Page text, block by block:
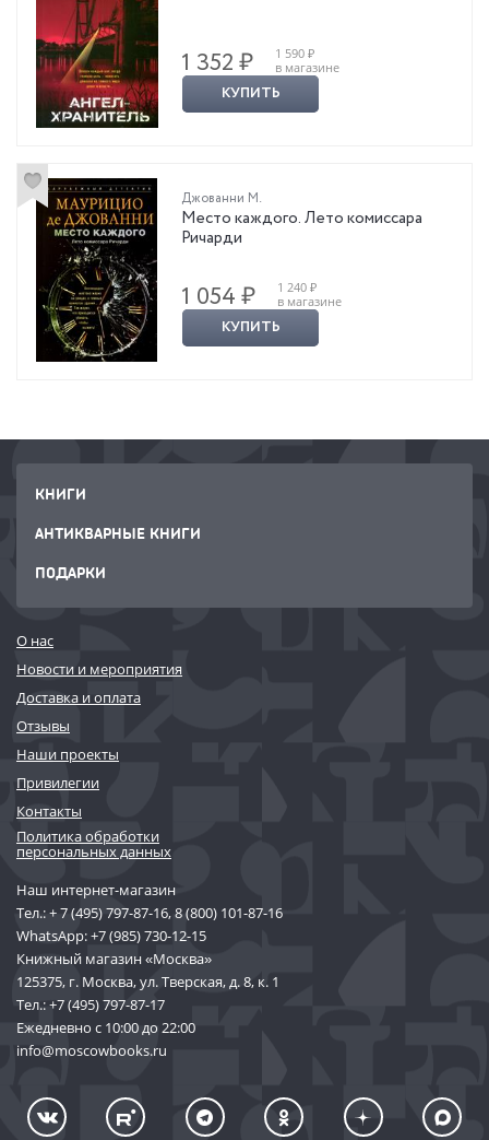
1 352 ₽
1 590 ₽
в магазине
КУПИТЬ
Джованни М.
Место каждого. Лето комиссара
Ричарди
1 054 ₽
1 240 ₽
в магазине
КУПИТЬ
КНИГИ
АНТИКВАРНЫЕ КНИГИ
ПОДАРКИ
О нас
Новости и мероприятия
Доставка и оплата
Отзывы
Наши проекты
Привилегии
Контакты
Политика обработки
персональных данных
Наш интернет-магазин
Тел.:+ 7 (495) 797-87-16,8 (800) 101-87-16
WhatsApp:+7 (985) 730-12-15
Книжный магазин «Москва»
125375, г. Москва, ул. Тверская, д. 8, к. 1
Тел.:+7 (495) 797-87-17
Ежедневно с 10:00 до 22:00
info@moscowbooks.ru